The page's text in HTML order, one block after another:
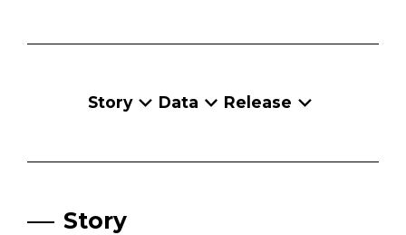
Story Data Release
Story